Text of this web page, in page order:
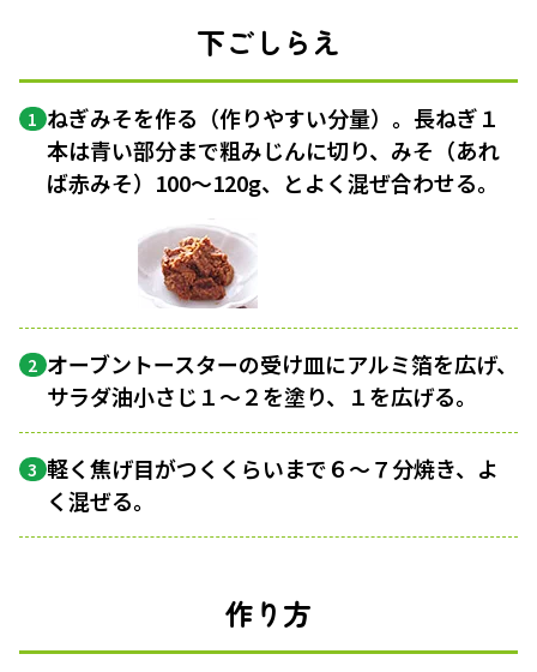
下ごしらえ
1 ねぎみそを作る（作りやすい分量）。長ねぎ１
本は青い部分まで粗みじんに切り、みそ（あれ
ば赤みそ）100〜120g、とよく混ぜ合わせる。
2 オーブントースターの受け皿にアルミ箔を広げ、
サラダ油小さじ１〜２を塗り、１を広げる。
3 軽く焦げ目がつくくらいまで６〜７分焼き、よ
く混ぜる。
作り方